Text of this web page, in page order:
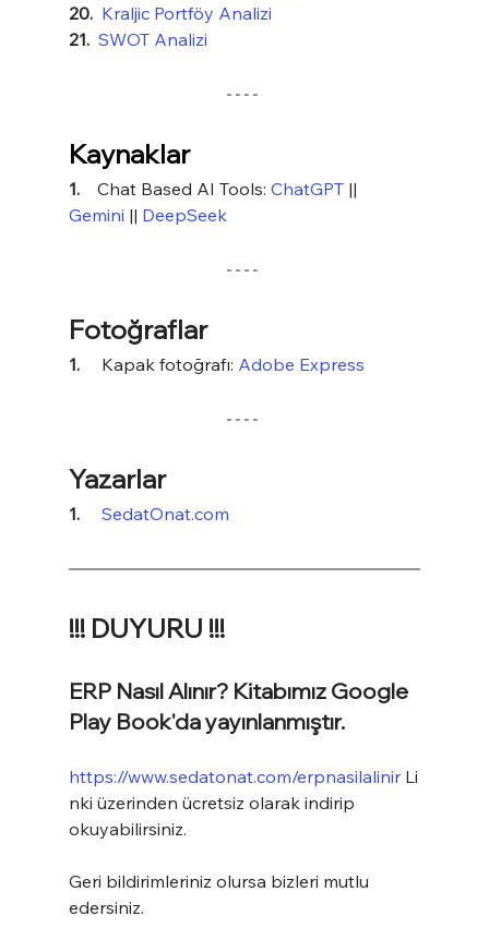
20. Kraljic Portföy Analizi
21. SWOT Analizi
Kaynaklar
1. Chat Based AI Tools: ChatGPT ||
Gemini || DeepSeek
Fotoğraflar
1. Kapak fotoğrafı: Adobe Express
Yazarlar
1. SedatOnat.com
!!! DUYURU !!!
ERP Nasıl Alınır? Kitabımız Google
Play Book'da yayınlanmıştır.
https://www.sedatonat.com/erpnasilalinir Li
nki üzerinden ücretsiz olarak indirip
okuyabilirsiniz.
Geri bildirimleriniz olursa bizleri mutlu
edersiniz.